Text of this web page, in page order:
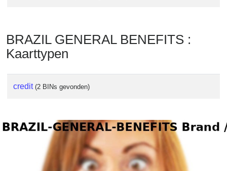
BRAZIL GENERAL BENEFITS :
Kaarttypen
credit (2 BINs gevonden)